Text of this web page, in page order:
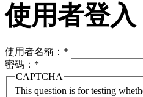
使用者登入
使用者名稱： *
密碼： *
CAPTCHA
This question is for testing